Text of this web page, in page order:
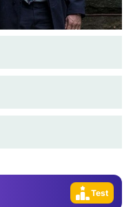
Magazin
Test